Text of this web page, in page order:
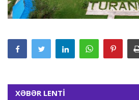
XƏBƏR LENTİ